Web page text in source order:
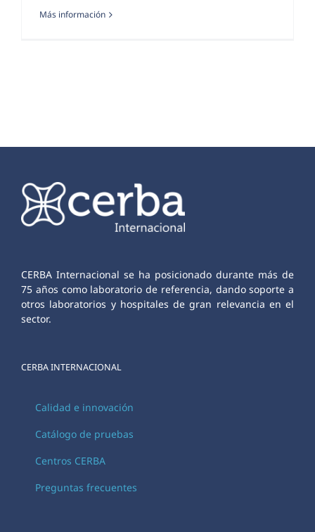
Más información
CERBA Internacional se ha posicionado durante más de
75 años como laboratorio de referencia, dando soporte a
otros laboratorios y hospitales de gran relevancia en el
sector.
CERBA INTERNACIONAL
Calidad e innovación
Catálogo de pruebas
Centros CERBA
Preguntas frecuentes